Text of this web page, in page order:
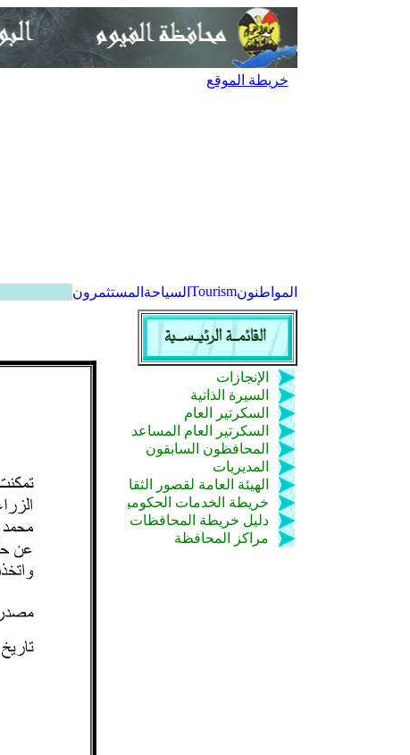
خريطة الموقع
المواطنونTourism السياحة المستثمرون
الإنجازات
السيرة الذاتية
السكرتير العام
السكرتير العام المساعد
المحافظون السابقون
المديريات
الهيئة العامة لقصور الثقافة
خريطة الخدمات الحكومية
دليل خريطة المحافظات
مراكز المحافظة